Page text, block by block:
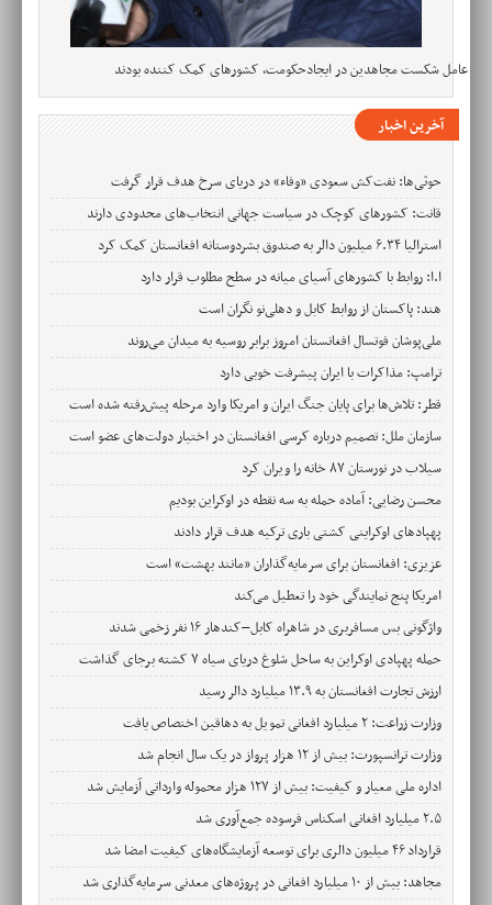
عامل شکست مجاهدین در ایجادحکومت، کشورهای کمک کننده بودند
آخرین اخبار
حوثی‌ها: نفت‌کش سعودی «وفاء» در دریای سرخ هدف قرار گرفت
قانت: کشورهای کوچک در سیاست جهانی انتخاب‌های محدودی دارند
استرالیا ۶.۳۴ میلیون دالر به صندوق بشردوستانه افغانستان کمک کرد
ا.ا: روابط با کشورهای آسیای میانه در سطح مطلوب قرار دارد
هند: پاکستان از روابط کابل و دهلی‌نو نگران است
ملی‌پوشان فوتسال افغانستان امروز برابر روسیه به میدان می‌روند
ترامپ: مذاکرات با ایران پیشرفت خوبی دارد
قطر: تلاش‌ها برای پایان جنگ ایران و امریکا وارد مرحله پیش‌رفته شده است
سازمان ملل: تصمیم درباره کرسی افغانستان در اختیار دولت‌های عضو است
سیلاب در نورستان ۸۷ خانه را ویران کرد
محسن رضایی: آماده حمله به سه نقطه در اوکراین بودیم
پهپادهای اوکراینی کشتی باری ترکیه هدف قرار دادند
عزیزی: افغانستان برای سرمایه‌گذاران «مانند بهشت» است
امریکا پنج نمایندگی خود را تعطیل می‌کند
واژگونی بس مسافربری در شاهراه کابل–کندهار ۱۶ نفر زخمی شدند
حمله پهپادی اوکراین به ساحل شلوغ دریای سیاه ۷ کشته برجای گذاشت
ارزش تجارت افغانستان به ۱۳.۹ میلیارد دالر رسید
وزارت زراعت: ۲ میلیارد افغانی تمویل به دهاقین اختصاص یافت
وزارت ترانسپورت: بیش از ۱۲ هزار پرواز در یک سال انجام شد
اداره ملی معیار و کیفیت: بیش از ۱۲۷ هزار محموله وارداتی آزمایش شد
۲.۵ میلیارد افغانی اسکناس فرسوده جمع‌آوری شد
قرارداد ۴۶ میلیون دالری برای توسعه آزمایشگاه‌های کیفیت امضا شد
مجاهد: بیش از ۱۰ میلیارد افغانی در پروژه‌های معدنی سرمایه‌گذاری شد